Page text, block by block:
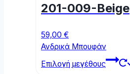
201-009-Beige
59,00 €
Ανδρικά Μπουφάν
Επιλογή μεγέθους